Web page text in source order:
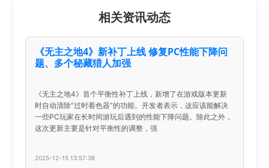
相关资讯动态
《无主之地4》新补丁上线 修复PC性能下降问
题、多个秘藏猎人加强
《无主之地4》首个平衡性补丁上线，新增了在游戏版本更新
时自动清除“过时着色器”的功能。开发者表示，这应该能解决
一些PC玩家在长时间游玩后遇到的性能下降问题。除此之外，
这次更新主要是针对平衡性的调整，强
2025-12-15 13:57:38